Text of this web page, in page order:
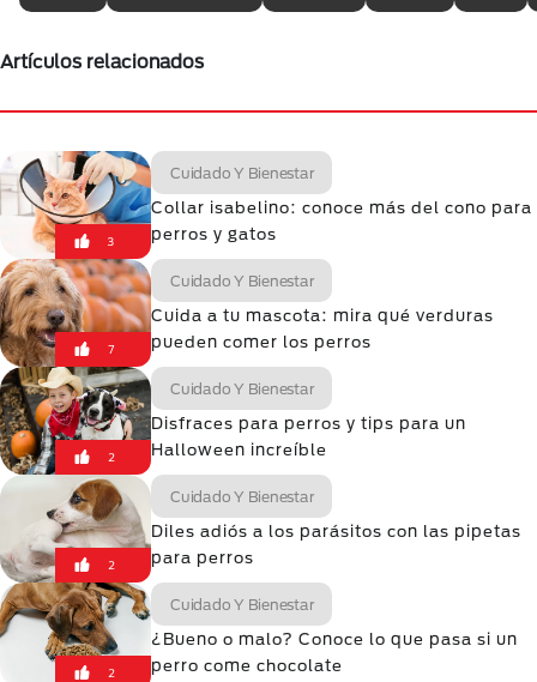
Artículos relacionados
3
Cuidado Y Bienestar
Collar isabelino: conoce más del cono para
perros y gatos
7
Cuidado Y Bienestar
Cuida a tu mascota: mira qué verduras
pueden comer los perros
2
Cuidado Y Bienestar
Disfraces para perros y tips para un
Halloween increíble
2
Cuidado Y Bienestar
Diles adiós a los parásitos con las pipetas
para perros
2
Cuidado Y Bienestar
¿Bueno o malo? Conoce lo que pasa si un
perro come chocolate